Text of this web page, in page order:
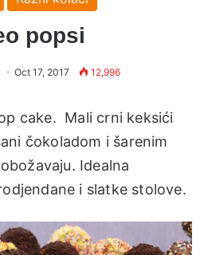
popsi
Oct 17, 2017 12,996
cake. Mali crni keksići
čokoladom i šarenim
Idealna
i slatke stolove.